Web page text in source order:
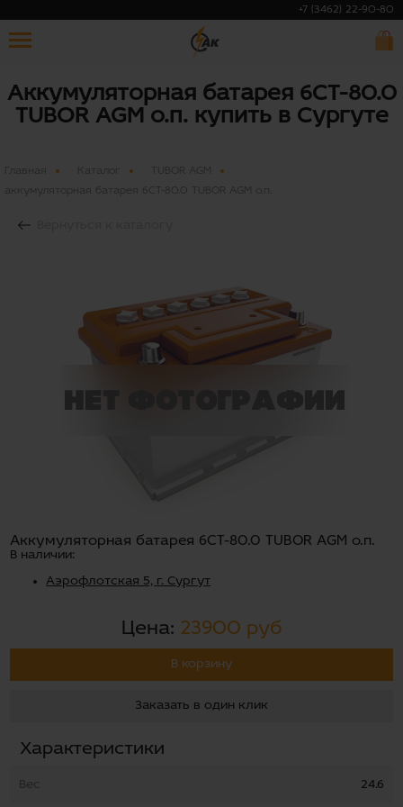
+7 (3462) 22-90-80
Аккумуляторная батарея 6СТ-80.0
TUBOR AGM о.п. купить в Сургуте
Главная
TUBOR AGM
аккумуляторная батарея 6СТ-80.0 TUBOR AGM о.п.
Аккумуляторная батарея 6СТ-80.0 TUBOR AGM о.п.
В наличии:
Аэрофлотская 5, г. Сургут
Цена: 23900 руб
В корзину
Заказать в один клик
Характеристики
Вес 24.6